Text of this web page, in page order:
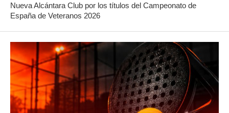
Nueva Alcántara Club por los títulos del Campeonato de
España de Veteranos 2026